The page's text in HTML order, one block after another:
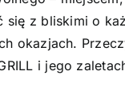
się z bliskimi o
okazjach.
i jego